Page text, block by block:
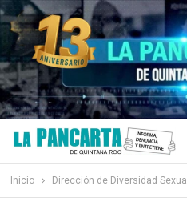
Inicio Dirección de Diversidad Sexual